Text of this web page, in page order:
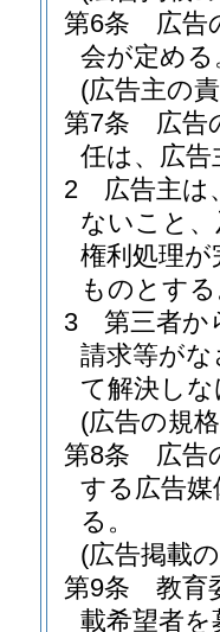
第6条
広告
会が定める
(広告主の
第7条
広告
任は、広
2
広告主は
ないこと
権利処理
ものとす
3
第三者か
請求等が
て解決し
(広告の規
第8条
広告
する広告
る。
(広告掲載
第9条
教育
載希望者